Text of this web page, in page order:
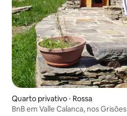
Quarto privativo ⋅ Rossa
BnB em Valle Calanca, nos Grisões